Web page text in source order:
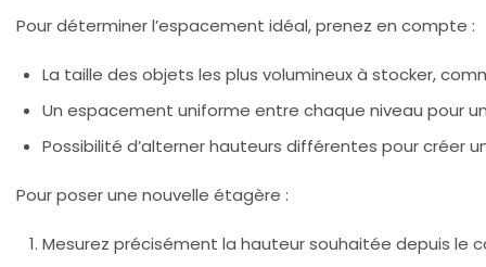
Pour déterminer l’espacement idéal, prenez en compte :
La taille des objets les plus volumineux à stocker,
Un espacement uniforme entre chaque niveau pour
Possibilité d’alterner hauteurs différentes pour créer
Pour poser une nouvelle étagère :
Mesurez précisément la hauteur souhaitée depuis le